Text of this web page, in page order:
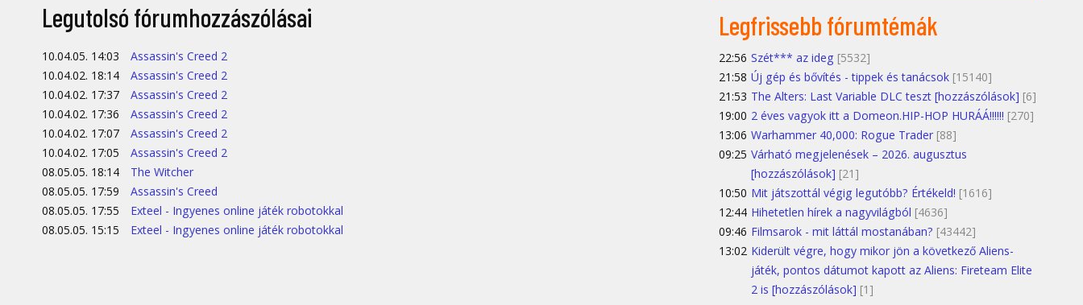
Legutolsó fórumhozzászólásai
10.04.05. 14:03
Assassin's Creed 2
10.04.02. 18:14
Assassin's Creed 2
10.04.02. 17:37
Assassin's Creed 2
10.04.02. 17:36
Assassin's Creed 2
10.04.02. 17:07
Assassin's Creed 2
10.04.02. 17:05
Assassin's Creed 2
08.05.05. 18:14
The Witcher
08.05.05. 17:59
Assassin's Creed
08.05.05. 17:55
Exteel - Ingyenes online játék robotokkal
08.05.05. 15:15
Exteel - Ingyenes online játék robotokkal
Legfrissebb fórumtémák
22:56 Szét*** az ideg [5532]
21:58 Új gép és bővítés - tippek és tanácsok [15140]
21:53 The Alters: Last Variable DLC teszt [hozzászólások] [6]
19:00 2 éves vagyok itt a Domeon.HIP-HOP HURÁÁ!!!!!! [270]
13:06 Warhammer 40,000: Rogue Trader [88]
09:25 Várható megjelenések – 2026. augusztus
[hozzászólások] [21]
10:50 Mit játszottál végig legutóbb? Értékeld! [1616]
12:44 Hihetetlen hírek a nagyvilágból [4636]
09:46 Filmsarok - mit láttál mostanában? [43442]
13:02 Kiderült végre, hogy mikor jön a következő Aliens-
játék, pontos dátumot kapott az Aliens: Fireteam Elite
2 is [hozzászólások] [1]